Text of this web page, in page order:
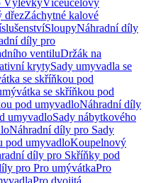
VýlevkyVíceúčelový
dřezZáchytné kalové
SloupyNáhradní díly
díly pro
ventiluDržák na
krytySady umyvadla se
se skříňkou pod
se skříňkou pod
pod umyvadloNáhradní díly
umyvadloSady nábytkového
Náhradní díly pro Sady
pod umyvadloKoupelnový
díly pro Skříňky pod
pro Pro umývátkaPro
Pro dvojitá